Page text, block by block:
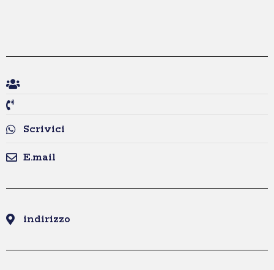
Scrivici
E.mail
indirizzo